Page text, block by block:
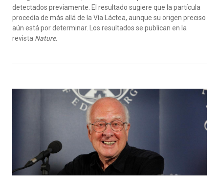
detectados previamente. El resultado sugiere que la partícula
procedía de más allá de la Vía Láctea, aunque su origen preciso
aún está por determinar. Los resultados se publican en la
revista Nature.